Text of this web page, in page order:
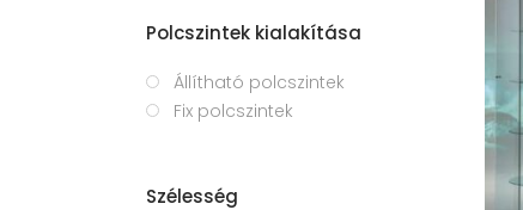
Polcszintek kialakítása
Állítható polcszintek
Fix polcszintek
Szélesség